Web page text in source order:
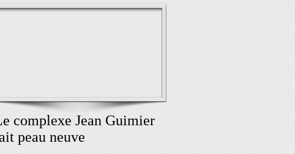
complexe Jean Guimier
peau neuve